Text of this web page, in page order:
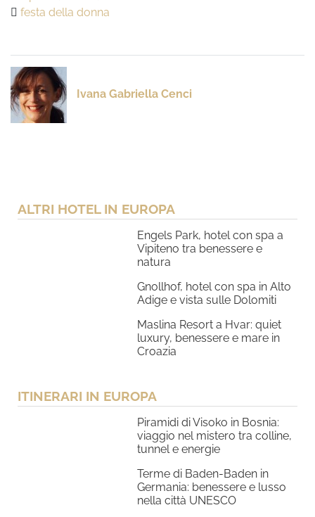
festa della donna
Ivana Gabriella Cenci
ALTRI HOTEL IN EUROPA
Engels Park, hotel con spa a
Vipiteno tra benessere e
natura
Gnollhof, hotel con spa in Alto
Adige e vista sulle Dolomiti
Maslina Resort a Hvar: quiet
luxury, benessere e mare in
Croazia
ITINERARI IN EUROPA
Piramidi di Visoko in Bosnia:
viaggio nel mistero tra colline,
tunnel e energie
Terme di Baden-Baden in
Germania: benessere e lusso
nella città UNESCO